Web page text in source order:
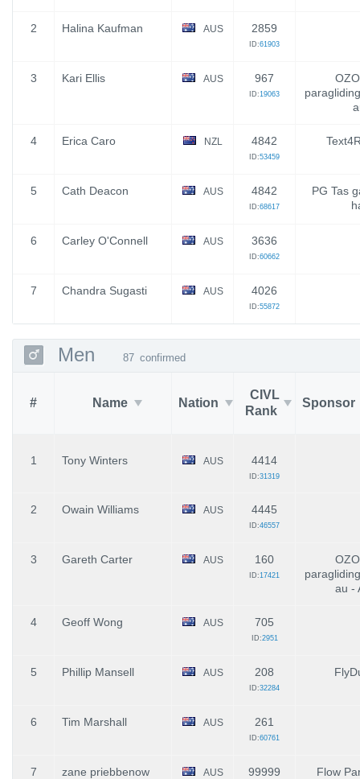
2 Halina Kaufman AUS 2859
ID:61903
3 Kari Ellis AUS 967
ID:19063
4 Erica Caro NZL 4842
ID:53459
5 Cath Deacon AUS 4842
ID:68617
PG Tas
6 Carley O'Connell AUS 3636
ID:60662
7 Chandra Sugasti AUS 4026
ID:55872
Men 87 confirmed
# Name Nation
CIVL
Rank
Sponsor
1 Tony Winters AUS 4414
ID:31319
2 Owain Williams AUS 4445
ID:46557
3 Gareth Carter AUS 160
ID:17421
au -
4 Geoff Wong AUS 705
ID:2951
5 Phillip Mansell AUS 208
ID:32284
6 Tim Marshall AUS 261
ID:60761
7 zane priebbenow AUS 99999 Flow